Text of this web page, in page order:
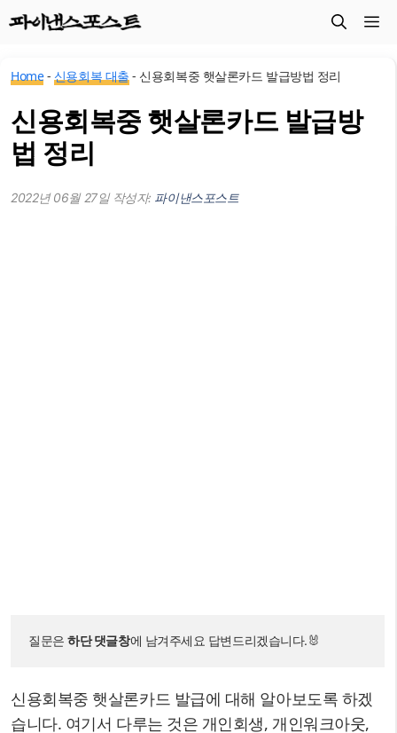
로
뛰
메
Home- 신용회복 대출- 신용회복중 햇살론카드 발급방법 정리
신용회복중 햇살론카드 발급방
법 정리
2022년 06월 27일 작성자: 파이낸스포스트
질문은 하단 댓글창에 남겨주세요 답변드리겠습니다.🐰
신용회복중 햇살론카드 발급에 대해 알아보도록 하겠
습니다. 여기서 다루는 것은 개인회생, 개인워크아웃,